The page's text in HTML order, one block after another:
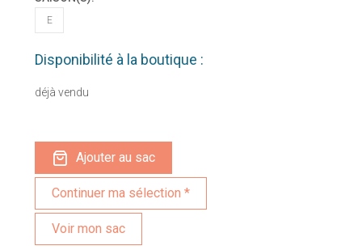
E
Disponibilité à la boutique :
déjà vendu
Ajouter au sac
Voir mon sac